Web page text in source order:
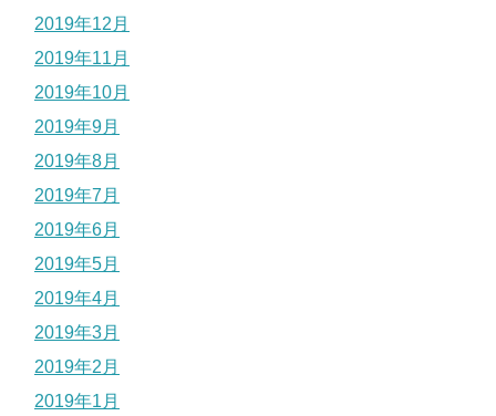
2019年12月
2019年11月
2019年10月
2019年9月
2019年8月
2019年7月
2019年6月
2019年5月
2019年4月
2019年3月
2019年2月
2019年1月